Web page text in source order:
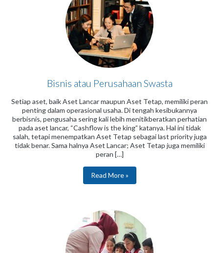
Bisnis atau Perusahaan Swasta
Setiap aset, baik Aset Lancar maupun Aset Tetap, memiliki peran
penting dalam operasional usaha. Di tengah kesibukannya
berbisnis, pengusaha sering kali lebih menitikberatkan perhatian
pada aset lancar, “Cashflow is the king” katanya. Hal ini tidak
salah, tetapi menempatkan Aset Tetap sebagai last priority juga
tidak benar. Sama halnya Aset Lancar; Aset Tetap juga memiliki
peran […]
Read More »